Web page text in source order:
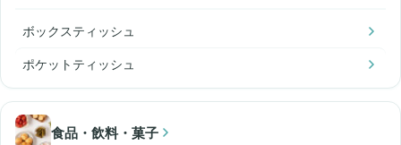
ボックスティッシュ
ポケットティッシュ
食品・飲料・菓子